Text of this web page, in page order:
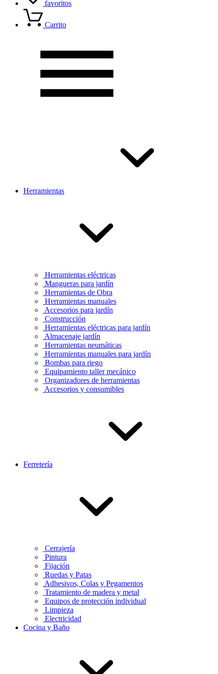
favoritos
Carrito
Herramientas
Herramientas eléctricas
Mangueras para jardín
Herramientas de Obra
Herramientas manuales
Accesorios para jardín
Construcción
Herramientas eléctricas para jardín
Almacenaje jardín
Herramientas neumáticas
Herramientas manuales para jardín
Bombas para riego
Equipamiento taller mecánico
Organizadores de herramientas
Accesorios y consumibles
Ferretería
Cerrajería
Pintura
Fijación
Ruedas y Patas
Adhesivos, Colas y Pegamentos
Tratamiento de madera y metal
Equipos de protección individual
Limpieza
Electricidad
Cocina y Baño